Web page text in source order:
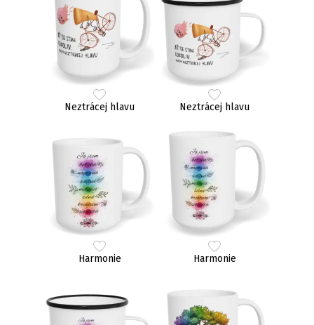
Neztrácej hlavu Neztrácej hlavu
Harmonie Harmonie